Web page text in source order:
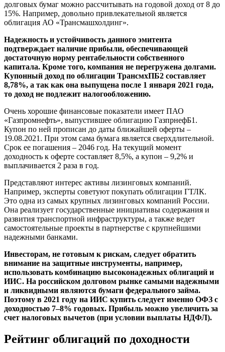
долговых бумаг можно рассчитывать на годовой доход от 8 до
15%. Например, довольно привлекательной является
облигация АО «Трансмашхолдинг».
Надежность и устойчивость данного эмитента
подтверждает наличие прибыли, обеспечивающей
достаточную норму рентабельности собственного
капитала. Кроме того, компания не перегружена долгами.
Купонный доход по облигации ТрансмхПБ2 составляет
8,78%, а так как она выпущена после 1 января 2021 года,
то доход не подлежит налогообложению.
Очень хорошие финансовые показатели имеет ПАО
«Газпромнефть», выпустившее облигацию ГазпрнефБ1.
Купон по ней прописан до даты ближайшей оферты –
19.08.2021. При этом сама бумага является сверхдлительной.
Срок ее погашения – 2046 год. На текущий момент
доходность к оферте составляет 8,5%, а купон – 9,2% и
выплачивается 2 раза в год.
Представляют интерес активы лизинговых компаний.
Например, эксперты советуют покупать облигации ГТЛК.
Это одна из самых крупных лизинговых компаний России.
Она реализует государственные инициативы содержания и
развития транспортной инфраструктуры, а также ведет
самостоятельные проекты в партнерстве с крупнейшими
надежными банками.
Инвесторам, не готовым к рискам, следует обратить
внимание на защитные инструменты, например,
использовать комбинацию высоконадежных облигаций и
ИИС. На российском долговом рынке самыми надежными
и ликвидными являются бумаги федерального займа.
Поэтому в 2021 году на ИИС купить следует именно ОФЗ с
доходностью 7–8% годовых. Прибыль можно увеличить за
счет налоговых вычетов (при условии выплаты НДФЛ).
Рейтинг облигаций по доходности